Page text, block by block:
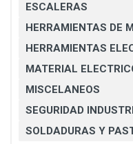
ESCALERAS
HERRAMIENTAS DE
HERRAMIENTAS
MATERIAL
MISCELANEOS
SEGURIDAD
SOLDADURAS Y